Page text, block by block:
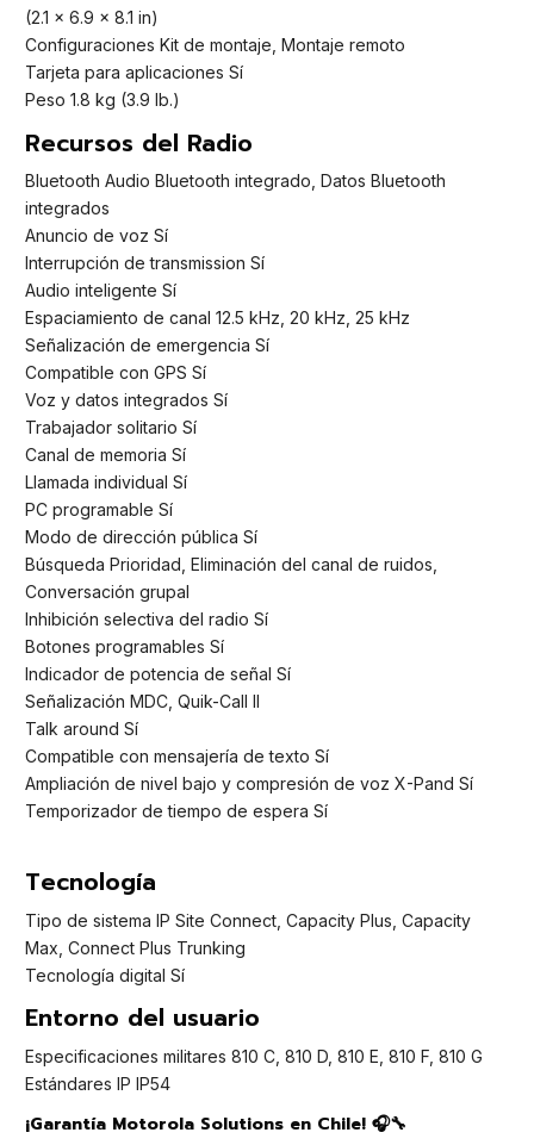
(2.1 x 6.9 x 8.1 in)
Configuraciones Kit de montaje, Montaje remoto
Tarjeta para aplicaciones Sí
Peso 1.8 kg (3.9 lb.)
Recursos del Radio
Bluetooth Audio Bluetooth integrado, Datos Bluetooth
integrados
Anuncio de voz Sí
Interrupción de transmission Sí
Audio inteligente Sí
Espaciamiento de canal 12.5 kHz, 20 kHz, 25 kHz
Señalización de emergencia Sí
Compatible con GPS Sí
Voz y datos integrados Sí
Trabajador solitario Sí
Canal de memoria Sí
Llamada individual Sí
PC programable Sí
Modo de dirección pública Sí
Búsqueda Prioridad, Eliminación del canal de ruidos,
Conversación grupal
Inhibición selectiva del radio Sí
Botones programables Sí
Indicador de potencia de señal Sí
Señalización MDC, Quik-Call II
Talk around Sí
Compatible con mensajería de texto Sí
Ampliación de nivel bajo y compresión de voz X-Pand Sí
Temporizador de tiempo de espera Sí
Tecnología
Tipo de sistema IP Site Connect, Capacity Plus, Capacity
Max, Connect Plus Trunking
Tecnología digital Sí
Entorno del usuario
Especificaciones militares 810 C, 810 D, 810 E, 810 F, 810 G
Estándares IP IP54
¡Garantía Motorola Solutions en Chile! 🎧🔧